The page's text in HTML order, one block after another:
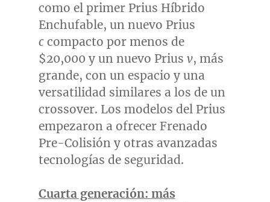
como el primer Prius Híbrido
Enchufable, un nuevo Prius
ccompacto por menos de
$20,000 y un nuevo Prius v, más
grande, con un espacio y una
versatilidad similares a los de un
crossover. Los modelos del Prius
empezaron a ofrecer Frenado
Pre-Colisión y otras avanzadas
tecnologías de seguridad.
Cuarta generación: más